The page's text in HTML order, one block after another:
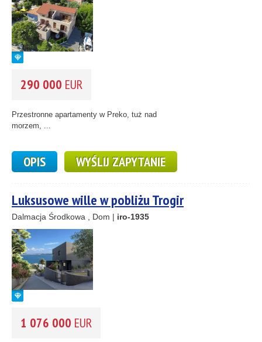
2
10
4
8
2
290 000 EUR
Przestronne apartamenty w Preko, tuż nad
morzem, ...
OPIS WYŚLIJ ZAPYTANIE
Luksusowe wille w pobliżu Trogir
Dalmacja Środkowa , Dom | iro-1935
1 076 000 EUR